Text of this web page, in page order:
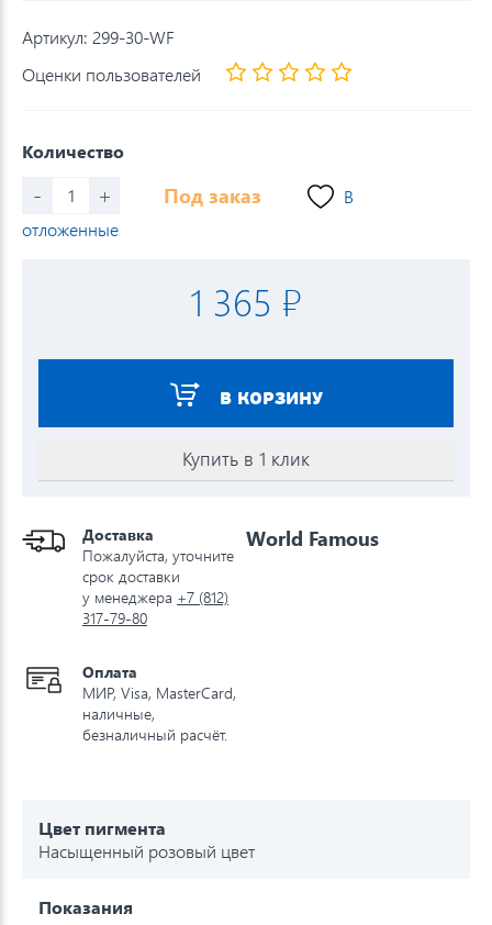
Артикул: 299-30-WF
Оценки пользователей
Количество
- + Под заказ
В
отложенные
1 365 ₽
В КОРЗИНУ
Купить в 1 клик
Доставка
Пожалуйста, уточните
срок доставки
у менеджера +7 (812)
317-79-80
Оплата
МИР, Visa, MasterCard,
наличные,
безналичный расчёт.
World Famous
Цвет пигмента
Насыщенный розовый цвет
Показания